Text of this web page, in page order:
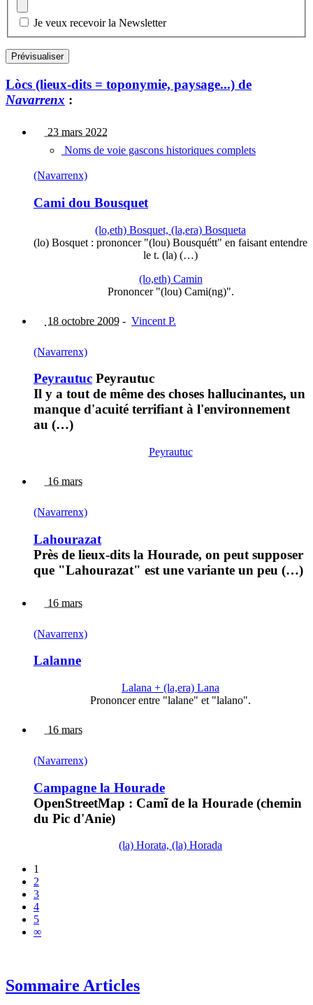
Je veux recevoir la Newsletter
Lòcs (lieux-dits = toponymie, paysage...) de
Navarrenx :
23 mars 2022
Noms de voie gascons historiques complets
(Navarrenx)
Cami dou Bousquet
(lo,eth) Bosquet, (la,era) Bosqueta
(lo) Bosquet : prononcer "(lou) Bousquétt" en faisant entendre
le t. (la) (…)
(lo,eth) Camin
Prononcer "(lou) Cami(ng)".
18 octobre 2009 - Vincent P.
(Navarrenx)
Peyrautuc Peyrautuc
Il y a tout de même des choses hallucinantes, un
manque d'acuité terrifiant à l'environnement
au (…)
Peyrautuc
16 mars
(Navarrenx)
Lahourazat
Près de lieux-dits la Hourade, on peut supposer
que "Lahourazat" est une variante un peu (…)
16 mars
(Navarrenx)
Lalanne
Lalana + (la,era) Lana
Prononcer entre "lalane" et "lalano".
16 mars
(Navarrenx)
Campagne la Hourade
OpenStreetMap : Camĩ de la Hourade (chemin
du Pic d'Anie)
(la) Horata, (la) Horada
1
2
3
4
5
∞
Sommaire Articles